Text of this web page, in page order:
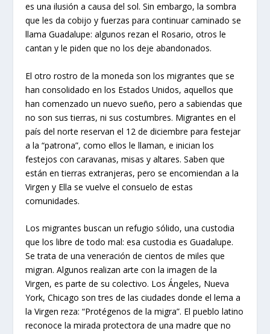
es una ilusión a causa del sol. Sin embargo, la sombra
que les da cobijo y fuerzas para continuar caminado se
llama Guadalupe: algunos rezan el Rosario, otros le
cantan y le piden que no los deje abandonados.
El otro rostro de la moneda son los migrantes que se
han consolidado en los Estados Unidos, aquellos que
han comenzado un nuevo sueño, pero a sabiendas que
no son sus tierras, ni sus costumbres. Migrantes en el
país del norte reservan el 12 de diciembre para festejar
a la “patrona”, como ellos le llaman, e inician los
festejos con caravanas, misas y altares. Saben que
están en tierras extranjeras, pero se encomiendan a la
Virgen y Ella se vuelve el consuelo de estas
comunidades.
Los migrantes buscan un refugio sólido, una custodia
que los libre de todo mal: esa custodia es Guadalupe.
Se trata de una veneración de cientos de miles que
migran. Algunos realizan arte con la imagen de la
Virgen, es parte de su colectivo. Los Ángeles, Nueva
York, Chicago son tres de las ciudades donde el lema a
la Virgen reza: “Protégenos de la migra”. El pueblo latino
reconoce la mirada protectora de una madre que no